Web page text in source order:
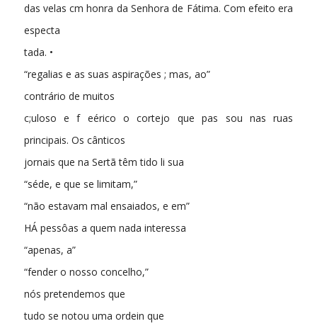
das velas cm honra da Senhora de Fátima. Com efeito era
especta­
tada. •
“regalias e as suas aspirações ; mas, ao”
contrário de muitos
c;uloso e f eérico o cortejo que pas­ sou nas ruas
principais. Os cânticos
jornais que na Sertã têm tido li sua
“séde, e que se limitam,”
“não estavam mal ensaiados, e em”
HÁ pessôas a quem nada interessa
“apenas, a”
“fender o nosso concelho,”
nós pretendemos que
tudo se notou uma ordein que